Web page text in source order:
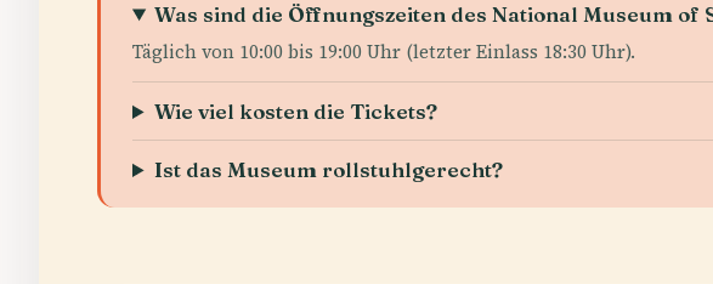
Was sind die Öffnungszeiten des National Museum of
Täglich von 10:00 bis 19:00 Uhr (letzter Einlass 18:30 Uhr).
Wie viel kosten die Tickets?
Ist das Museum rollstuhlgerecht?